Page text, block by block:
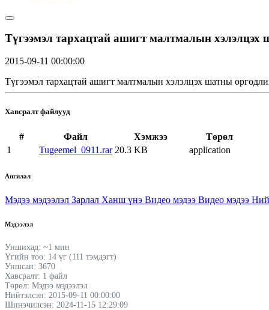
Түгээмэл тархацтай ашигт малтмалын
2015-09-11 00:00:00
Түгээмэл тархацтай ашигт малтмалын хэлэлцэх шатны
Хавсралт файлууд
# Файл Хэмжээ
Төрөл
1
Tugeemel_0911.rar 20.3 KB application
Ангилал
Мэдээ мэдээлэл Зарлал Ханш үнэ Видео мэдээ Видео мэдээ
Мэдээлэл
Уншихад: ~1 мин
Үгийн тоо: 14 үг (111 тэмдэгт)
Уншсан: 3670
Хавсралт: 1 файл
Төрөл: Мэдээ мэдээлэл
Нийтэлсэн: 2015-09-11 00:00:00
Шинэчилсэн: 2024-11-15 12:29:09